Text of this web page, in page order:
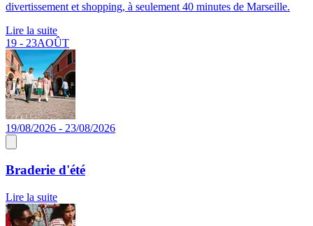
divertissement et shopping, à seulement 40 minutes de Marseille.
Lire la suite
19 - 23AOÛT
19/08/2026 - 23/08/2026
Braderie d'été
Lire la suite